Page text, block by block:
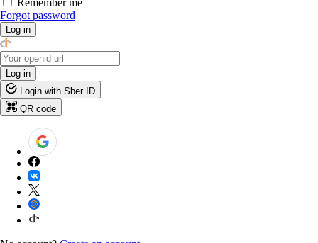
Forgot password
Log in
Log in
Login with Sber ID
QR code